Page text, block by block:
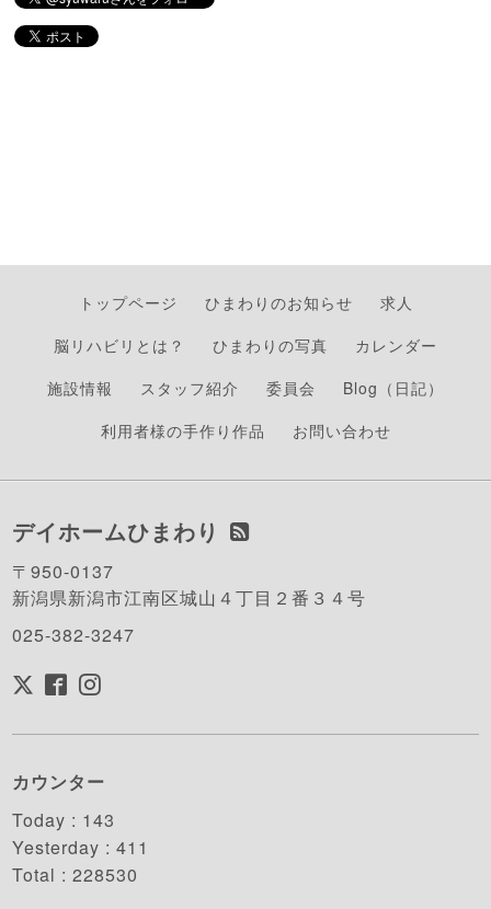
トップページ ひまわりのお知らせ
求人
脳リハビリとは？
ひまわりの写真
カレンダー
施設情報
スタッフ紹介 委員会
Blog（日記）
利用者様の手作り作品
お問い合わせ
デイホームひまわり
〒950-0137
新潟県新潟市江南区城山４丁目２番３４号
025-382-3247
カウンター
Today : 143
Yesterday :411
Total :228530